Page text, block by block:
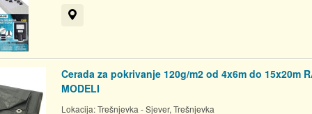
računom o
uređaja biti će
Cerada za pokrivanje 120g/m2 od 4x6m do 15x20m
MODELI
Lokacija:Trešnjevka - Sjever, Trešnjevka